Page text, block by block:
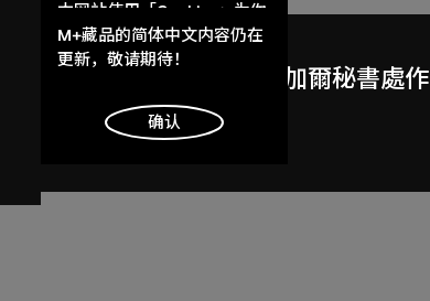
呂西安．埃爾韋
勒．柯比意於印度昌迪加爾秘書處作
本网站使用「Cookies」为你
提供最好的网站体验。
了解更多
明白
M+藏品的简体中文内容仍在
更新，敬请期待！
确认